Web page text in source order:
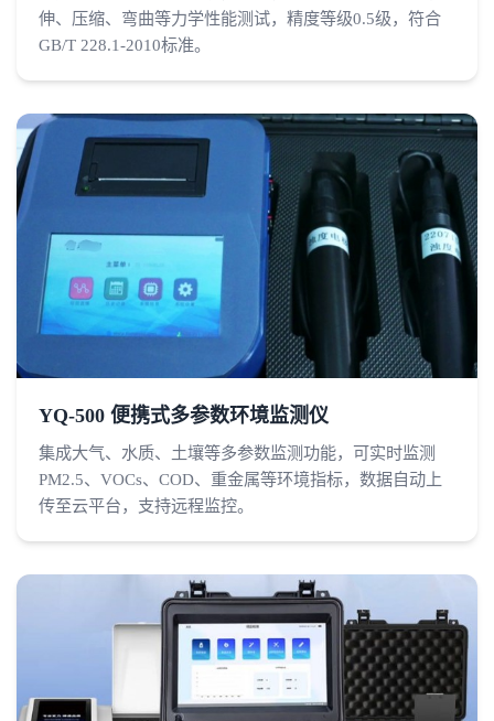
伸、压缩、弯曲等力学性能测试，精度等级0.5级，符合
GB/T 228.1-2010标准。
YQ-500 便携式多参数环境监测仪
集成大气、水质、土壤等多参数监测功能，可实时监测
PM2.5、VOCs、COD、重金属等环境指标，数据自动上
传至云平台，支持远程监控。